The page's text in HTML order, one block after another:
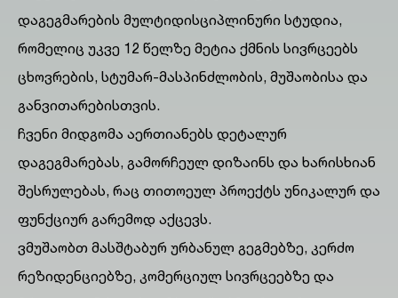
დაგეგმარების მულტიდისციპლინური სტუდია,
რომელიც უკვე 12 წელზე მეტია ქმნის სივრცეებს
ცხოვრების, სტუმარ-მასპინძლობის, მუშაობისა და
განვითარებისთვის.
ჩვენი მიდგომა აერთიანებს დეტალურ
დაგეგმარებას, გამორჩეულ დიზაინს და ხარისხიან
შესრულებას, რაც თითოეულ პროექტს უნიკალურ და
ფუნქციურ გარემოდ აქცევს.
ვმუშაობთ მასშტაბურ ურბანულ გეგმებზე, კერძო
რეზიდენციებზე, კომერციულ სივრცეებზე და